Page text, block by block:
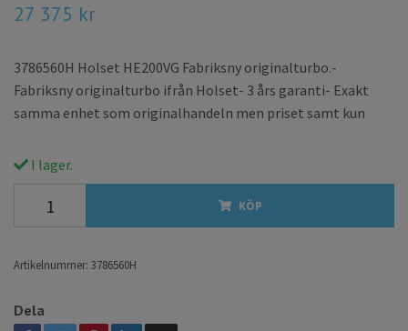
27 375 kr
3786560H Holset HE200VG Fabriksny originalturbo.-
Fabriksny originalturbo ifrån Holset- 3 års garanti- Exakt
samma enhet som originalhandeln men priset samt kun
I lager.
KÖP
Artikelnummer: 3786560H
Dela